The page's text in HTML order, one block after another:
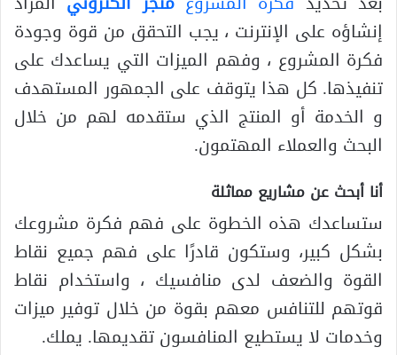
إنشاؤه على الإنترنت ، يجب التحقق من قوة وجودة
فكرة المشروع ، وفهم الميزات التي يساعدك على
تنفيذها. كل هذا يتوقف على الجمهور المستهدف
و الخدمة أو المنتج الذي ستقدمه لهم من خلال
البحث والعملاء المهتمون.
أنا أبحث عن مشاريع مماثلة
ستساعدك هذه الخطوة على فهم فكرة مشروعك
بشكل كبير، وستكون قادرًا على فهم جميع نقاط
القوة والضعف لدى منافسيك ، واستخدام نقاط
قوتهم للتنافس معهم بقوة من خلال توفير ميزات
وخدمات لا يستطيع المنافسون تقديمها. يملك.